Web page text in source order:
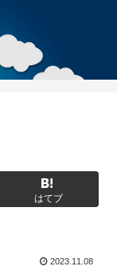
はてブ
2023.11.08